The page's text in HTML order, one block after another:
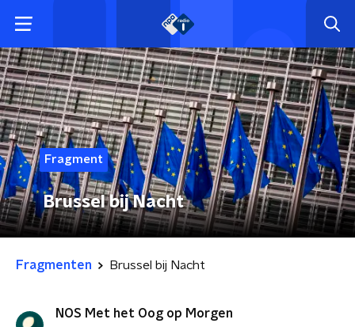
Fragment
Brussel bij Nacht
Fragmenten Brussel bij Nacht
NOS Met het Oog op Morgen